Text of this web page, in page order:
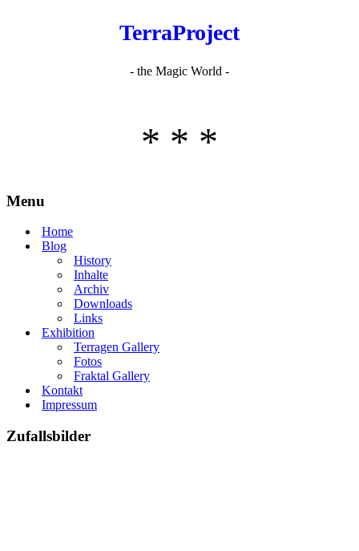
TerraProject
- the Magic World -
* * *
Menu
Home
Blog
History
Inhalte
Archiv
Downloads
Links
Exhibition
Terragen Gallery
Fotos
Fraktal Gallery
Kontakt
Impressum
Zufallsbilder